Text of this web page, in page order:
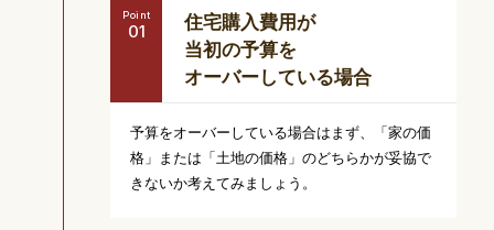
Point
住宅購入費用が
当初の予算を
オーバーしている場合
予算をオーバーしている場合はまず、「家の価
格」または「土地の価格」のどちらかが妥協で
きないか考えてみましょう。